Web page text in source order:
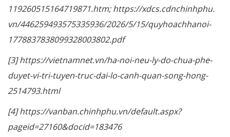
119260515164719871.htm; https://xdcs.cdnchinhphu.
vn/446259493575335936/2026/5/15/quyhoachhanoi-
1778837838099328003802.pdf
[3] https://vietnamnet.vn/ha-noi-neu-ly-do-chua-phe-
duyet-vi-tri-tuyen-truc-dai-lo-canh-quan-song-hong-
2514793.html
[4] https://vanban.chinhphu.vn/default.aspx?
pageid=27160&docid=183476